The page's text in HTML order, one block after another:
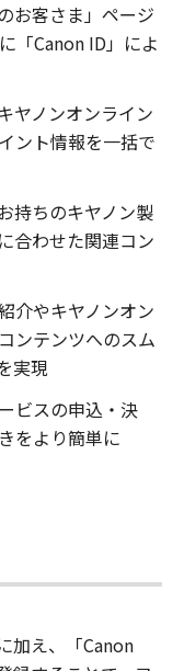
お客さま」ページ
「Canon ID」によ
ヤノンオンライン
ント情報を一括で
持ちのキヤノン製
合わせた関連コン
介やキヤノンオン
ンテンツへのスム
実現
ビスの申込・決
をより簡単に
加え、「Canon